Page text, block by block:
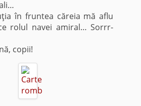
fruntea căreia mă aflu
rolul navei amiral… Sorrr-
copii!